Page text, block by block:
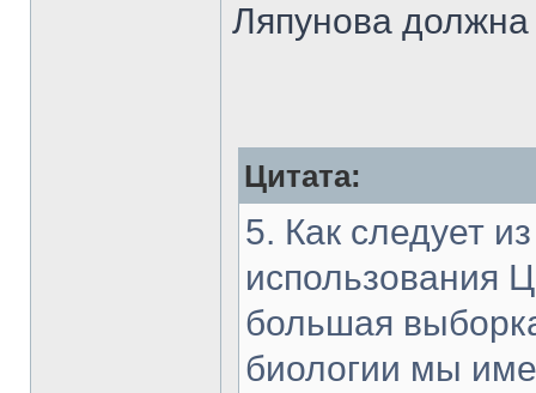
Ляпунова
Цитата:
5. Как следует
использования
большая
биологии мы